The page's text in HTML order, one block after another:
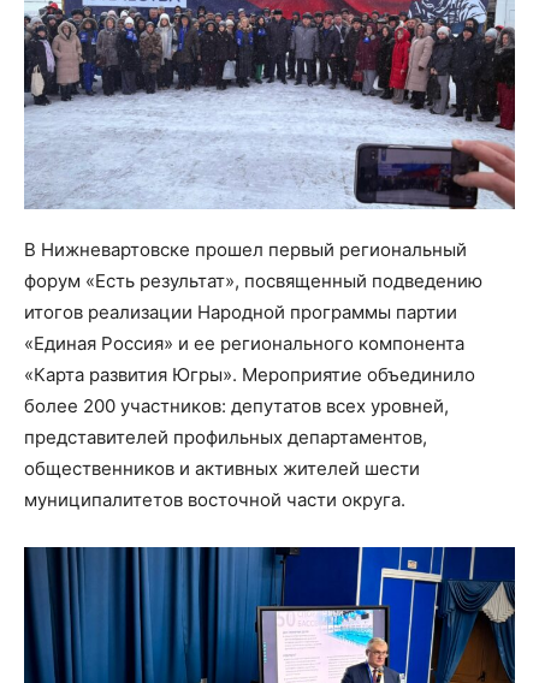
В Нижневартовске прошел первый региональный
форум «Есть результат», посвященный подведению
итогов реализации Народной программы партии
«Единая Россия» и ее регионального компонента
«Карта развития Югры». Мероприятие объединило
более 200 участников: депутатов всех уровней,
представителей профильных департаментов,
общественников и активных жителей шести
муниципалитетов восточной части округа.